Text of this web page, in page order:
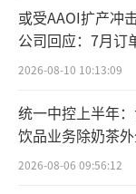
在《张掖现
竞争力报告
多，有20多种
气候和地理环
高于外地蔬
同，蔬菜生长
或受AAOI扩产冲
公司回应：7月订
2026-08-10 10:13:09
统一中控上半年
饮品业务除奶茶
2026-08-06 09:56:12